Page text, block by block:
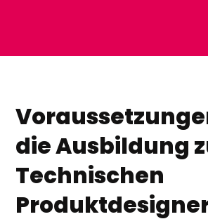
die Ausbildung
Technischen